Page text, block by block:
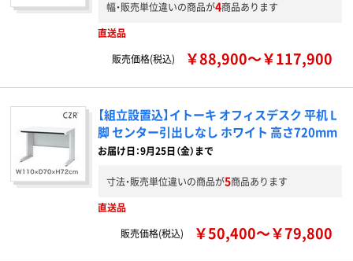
幅・販売単位違いの商品が4商品あります
直送品
販売価格(税込)
￥88,900～￥117,900
【組立設置込】イトーキ オフィスデスク 平机 L
脚 センター引出しなし ホワイト 高さ720mm
お届け日：9月25日（金）まで
寸法・販売単位違いの商品が5商品あります
直送品
販売価格(税込)
￥50,400～￥79,800